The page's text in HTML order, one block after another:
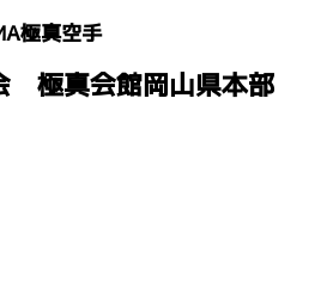
極真空手
極真会館岡山県本部